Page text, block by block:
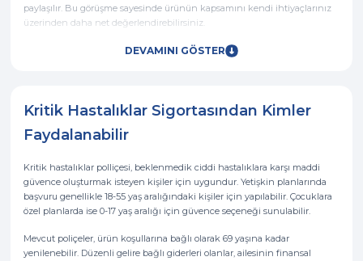
paylaşılır. Bu görüşme sayesinde ürünün kapsamını kendi ihtiyaçlarınız
üzerinden daha net değerlendirebilirsiniz.
DEVAMINI GÖSTER
Kritik Hastalıklar Sigortasından Kimler
Faydalanabilir
Kritik hastalıklar polliçesi, beklenmedik ciddi hastalıklara karşı maddi
güvence oluşturmak isteyen kişiler için uygundur. Yetişkin planlarında
başvuru genellikle 18-55 yaş aralığındaki kişiler için yapılabilir. Çocuklara
özel planlarda ise 0-17 yaş aralığı için güvence seçeneği sunulabilir.
Mevcut poliçeler, ürün koşullarına bağlı olarak 69 yaşına kadar
yenilenebilir. Düzenli gelire bağlı giderleri olanlar, ailesinin finansal